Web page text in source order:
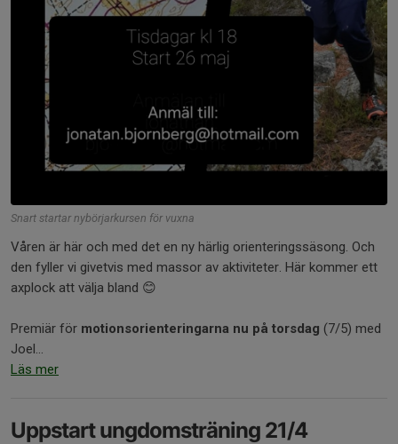
Snart startar nybörjarkursen för vuxna
Våren är här och med det en ny härlig orienteringssäsong. Och
den fyller vi givetvis med massor av aktiviteter. Här kommer ett
axplock att välja bland 😊
Premiär för motionsorienteringarna nu på torsdag (7/5) med
Joel...
Läs mer
Uppstart ungdomsträning 21/4